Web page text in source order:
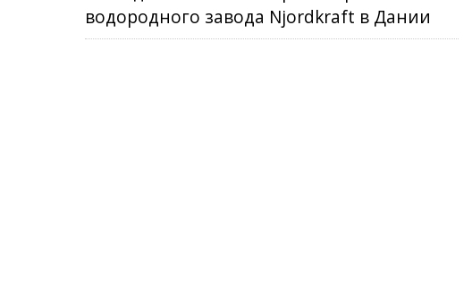
водородного завода Njordkraft в Дании